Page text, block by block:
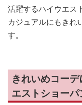
活躍するハイウエス
カジュアルにもきれ
す。
きれいめコー
エストショーパ